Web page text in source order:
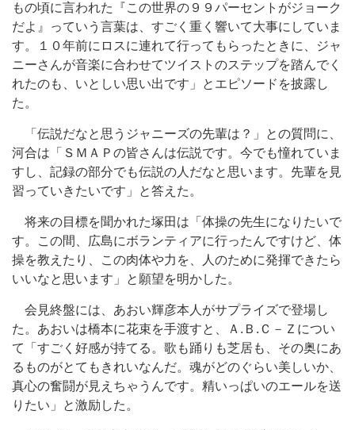
もの頃に言われた『この世界の９９パーセントがジョーク
だよ』っていう言葉は、すごく重く響いて大事にしていま
す。１０年前にロスに連れて行ってもらったときに、ジャ
ニーさんが音楽に合わせてツイストのステップを踏んでく
れたのも、いとしい思い出です」とエピソードを披露し
た。
「伝説だなと思うジャニーズの先輩は？」との質問に、
河合は「ＳＭＡＰの皆さんは伝説です。今でも憧れていま
すし、記録の部分でも伝説の人だなと思います。先輩を見
習っていきたいです」と答えた。
将来の目標を聞かれた塚田は「体操の先生になりたいで
す。この間、広島にボランティアに行ったんですけど、体
操を教えたり、この肉体や力を、人のために発揮できたら
いいなと思います」と願望を明かした。
会見終盤には、あおい輝彦本人がサプライズで登場し
た。あおいは橋本に花束を手渡すと、Ａ.Ｂ.Ｃ－Ｚについ
て「すごく好感が持てる。歌も踊りも芝居も、その奥にあ
るものがとてもきれいなんだ。魂がどのぐらい美しいか、
真心の奮闘が見えちゃうんです。精いっぱいのエールを送
りたい」と激励した。